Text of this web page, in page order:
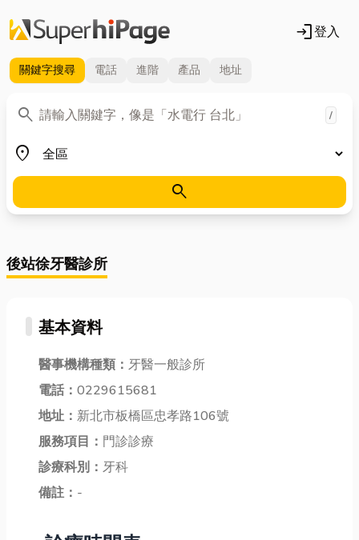
login登入
關鍵字搜尋 電話 進階 產品 地址
search
關鍵字 /
place
地區
search
後站徐牙醫診所
基本資料
醫事機構種類： 牙醫一般診所
電話： 0229615681
地址： 新北市板橋區忠孝路106號
服務項目： 門診診療
診療科別： 牙科
備註： -